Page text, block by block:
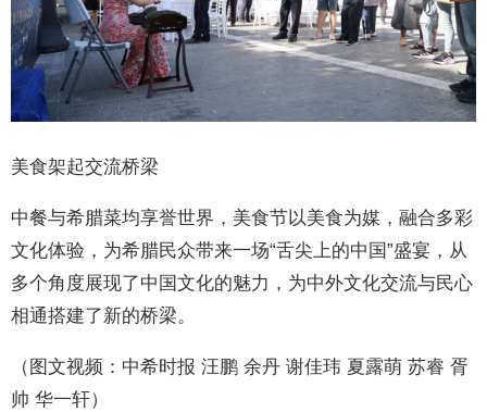
美食架起交流桥梁
中餐与希腊菜均享誉世界，美食节以美食为媒，融合多彩
文化体验，为希腊民众带来一场“舌尖上的中国”盛宴，从
多个角度展现了中国文化的魅力，为中外文化交流与民心
相通搭建了新的桥梁。
（图文视频：中希时报 汪鹏 余丹 谢佳玮 夏露萌 苏睿 胥
帅 华一轩）